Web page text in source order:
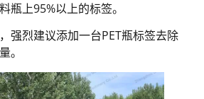
瓶上95%以上的标签。
强烈建议添加一台PET瓶标签去除
。